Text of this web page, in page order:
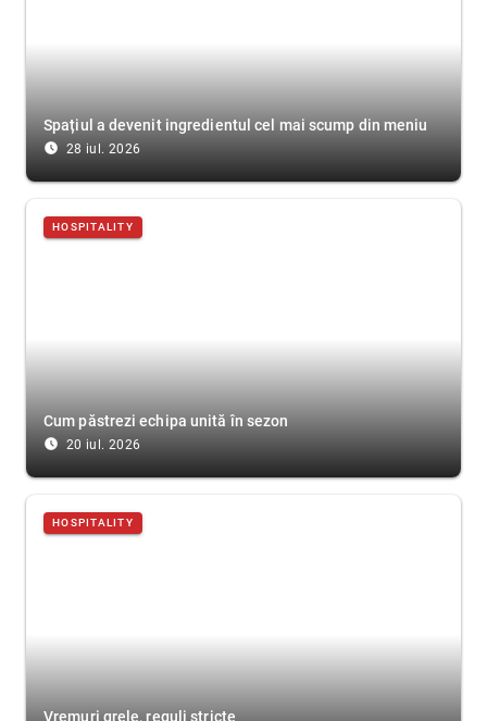
Spațiul a devenit ingredientul cel mai scump din meniu
access_time_filled 28 iul. 2026
HOSPITALITY
Cum păstrezi echipa unită în sezon
access_time_filled 20 iul. 2026
HOSPITALITY
Vremuri grele, reguli stricte